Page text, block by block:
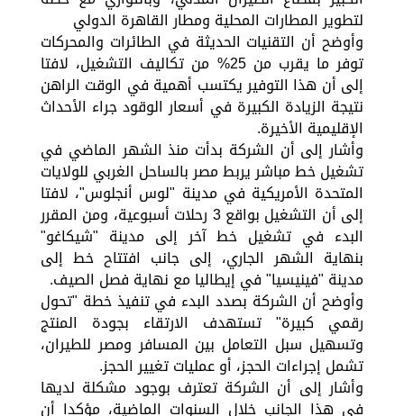
لتطوير المطارات المحلية ومطار القاهرة الدولي
وأوضح أن التقنيات الحديثة في الطائرات والمحركات
توفر ما يقرب من 25% من تكاليف التشغيل، لافتا
إلى أن هذا التوفير يكتسب أهمية في الوقت الراهن
نتيجة الزيادة الكبيرة في أسعار الوقود جراء الأحداث
الإقليمية الأخيرة.
وأشار إلى أن الشركة بدأت منذ الشهر الماضي في
تشغيل خط مباشر يربط مصر بالساحل الغربي للولايات
المتحدة الأمريكية في مدينة "لوس أنجلوس"، لافتا
إلى أن التشغيل بواقع 3 رحلات أسبوعية، ومن المقرر
البدء في تشغيل خط آخر إلى مدينة "شيكاغو"
بنهاية الشهر الجاري، إلى جانب افتتاح خط إلى
مدينة "فينيسيا" في إيطاليا مع نهاية فصل الصيف.
وأوضح أن الشركة بصدد البدء في تنفيذ خطة "تحول
رقمي كبيرة" تستهدف الارتقاء بجودة المنتج
وتسهيل سبل التعامل بين المسافر ومصر للطيران،
تشمل إجراءات الحجز، أو عمليات تغيير الحجز.
وأشار إلى أن الشركة تعترف بوجود مشكلة لديها
في هذا الجانب خلال السنوات الماضية، مؤكدا أن